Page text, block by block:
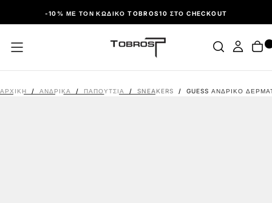
ΠΑΡΆΛΕΙΨΗ-10% ΜΕ ΤΟΝ ΚΩΔΙΚΌ TOBROS10 ΣΤΟ CHECKOUT
ΑΡΧΙΚΉ / ΑΝΔΡΙΚΑ / ΠΑΠΟΎΤΣΙΑ / SNEAKERS / GUESS ΑΝΔΡΙΚΌ